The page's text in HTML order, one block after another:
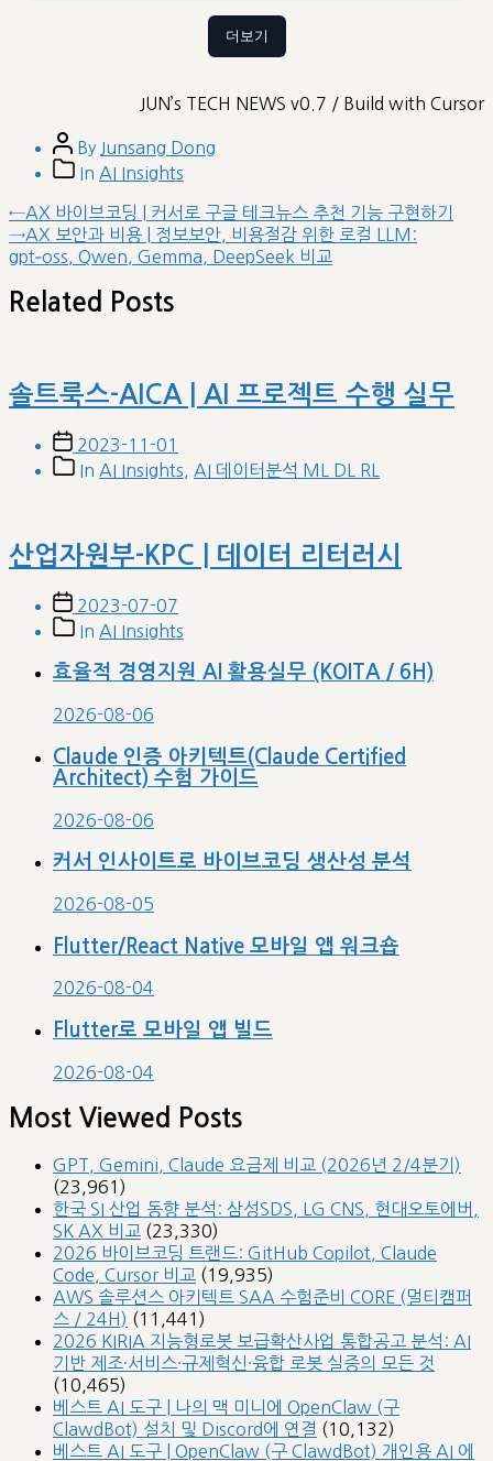
더보기
JUN’s TECH NEWS v0.7 / Build with Cursor
Post
author
By Junsang Dong
PostIn AI Insights
글
내
비
게
이
←Previous
post:
AX 바이브코딩 | 커서로 구글 테크뉴스 추천 기능 구현하기
→Next
post:
AX 보안과 비용 | 정보보안, 비용절감 위한 로컬 LLM:
gpt‑oss, Qwen, Gemma, DeepSeek 비교
Related Posts
솔트룩스-AICA | AI 프로젝트 수행 실무
Post
date
2023-11-01
PostIn AI Insights AI 데이터분석 ML DL RL
산업자원부-KPC | 데이터 리터러시
Post
date
2023-07-07
PostIn AI Insights
효율적 경영지원 AI 활용실무 (KOITA / 6H)
2026-08-06
Claude 인증 아키텍트(Claude Certified
Architect) 수험 가이드
2026-08-06
커서 인사이트로 바이브코딩 생산성 분석
2026-08-05
Flutter/React Native 모바일 앱 워크숍
2026-08-04
Flutter로 모바일 앱 빌드
2026-08-04
Most Viewed Posts
GPT, Gemini, Claude 요금제 비교 (2026년 2/4분기)
(23,961)
한국 SI 산업 동향 분석: 삼성SDS, LG CNS, 현대오토에버,
SK AX 비교 (23,330)
2026 바이브코딩 트랜드: GitHub Copilot, Claude
Code, Cursor 비교 (19,935)
AWS 솔루션스 아키텍트 SAA 수험준비 CORE (멀티캠퍼
스 / 24H) (11,441)
2026 KIRIA 지능형로봇 보급확산사업 통합공고 분석: AI
기반 제조·서비스·규제혁신·융합 로봇 실증의 모든 것
(10,465)
베스트 AI 도구 | 나의 맥 미니에 OpenClaw (구
ClawdBot) 설치 및 Discord에 연결 (10,132)
베스트 AI 도구 | OpenClaw (구 ClawdBot) 개인용 AI 에